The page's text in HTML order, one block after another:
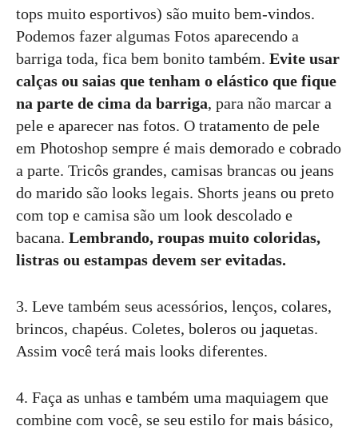
tops muito esportivos) são muito bem-vindos.
Podemos fazer algumas Fotos aparecendo a
barriga toda, fica bem bonito também. Evite usar
calças ou saias que tenham o elástico que fique
na parte de cima da barriga, para não marcar a
pele e aparecer nas fotos. O tratamento de pele
em Photoshop sempre é mais demorado e cobrado
a parte. Tricôs grandes, camisas brancas ou jeans
do marido são looks legais. Shorts jeans ou preto
com top e camisa são um look descolado e
bacana. Lembrando, roupas muito coloridas,
listras ou estampas devem ser evitadas.
3. Leve também seus acessórios, lenços, colares,
brincos, chapéus. Coletes, boleros ou jaquetas.
Assim você terá mais looks diferentes.
4. Faça as unhas e também uma maquiagem que
combine com você, se seu estilo for mais básico,